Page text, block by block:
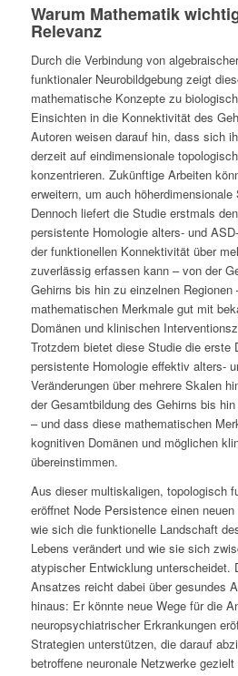
Warum Mathematik
Relevanz
Durch die Verbindung von
funktionaler Neurobildgebung zeigt
mathematische Konzepte zu
Einsichten in die Konnektivität des
Autoren weisen darauf hin, dass sich
derzeit auf eindimensionale
konzentrieren. Zukünftige Arbeiten
erweitern, um auch
Dennoch liefert die Studie erstmals
persistente Homologie alters- und
der funktionellen Konnektivität über
zuverlässig erfassen kann – von der
Gehirns bis hin zu einzelnen
mathematischen Merkmale gut mit
Domänen und klinischen
Trotzdem bietet diese Studie die erste
persistente Homologie effektiv alters-
Veränderungen über mehrere Skalen
der Gesamtbildung des Gehirns bis
– und dass diese mathematischen
kognitiven Domänen und möglichen
übereinstimmen.
Aus dieser multiskaligen, topologisch
eröffnet Node Persistenceeinen neuen
wie sich die funktionelle Landschaft
Lebens verändert und wie sie sich
atypischer Entwicklung unterscheidet.
Ansatzes reicht dabei über gesundes
hinaus: Er könnte neue Wege für die
neuropsychiatrischer Erkrankungen
Strategien unterstützen, die darauf
betroffene neuronale Netzwerke